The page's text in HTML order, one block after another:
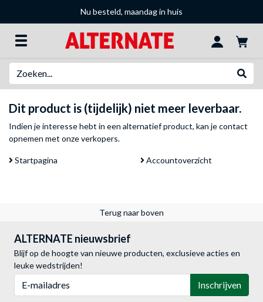
Nu besteld, maandag in huis
Dit product is (tijdelijk) niet meer leverbaar.
Indien je interesse hebt in een alternatief product, kan jecontact
opnemen met onze verkopers.
Startpagina Accountoverzicht
Terug naar boven
ALTERNATE nieuwsbrief
Blijf op de hoogte van nieuwe producten, exclusieve acties en
leuke wedstrijden!
Inschrijven